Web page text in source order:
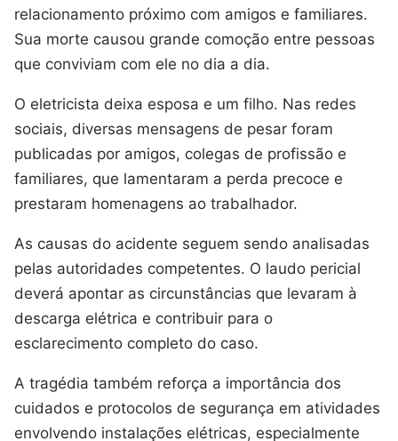
relacionamento próximo com amigos e familiares.
Sua morte causou grande comoção entre pessoas
que conviviam com ele no dia a dia.
O eletricista deixa esposa e um filho. Nas redes
sociais, diversas mensagens de pesar foram
publicadas por amigos, colegas de profissão e
familiares, que lamentaram a perda precoce e
prestaram homenagens ao trabalhador.
As causas do acidente seguem sendo analisadas
pelas autoridades competentes. O laudo pericial
deverá apontar as circunstâncias que levaram à
descarga elétrica e contribuir para o
esclarecimento completo do caso.
A tragédia também reforça a importância dos
cuidados e protocolos de segurança em atividades
envolvendo instalações elétricas, especialmente